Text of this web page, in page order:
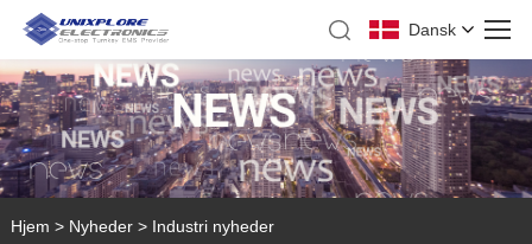
Dansk
Hjem > Nyheder> Industri nyheder